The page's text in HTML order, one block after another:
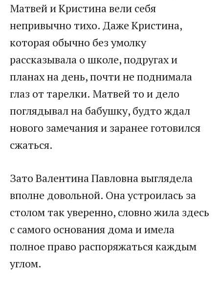
Матвей и Кристина вели себя
непривычно тихо. Даже Кристина,
которая обычно без умолку
рассказывала о школе, подругах и
планах на день, почти не поднимала
глаз от тарелки. Матвей то и дело
поглядывал на бабушку, будто ждал
нового замечания и заранее готовился
сжаться.
Зато Валентина Павловна выглядела
вполне довольной. Она устроилась за
столом так уверенно, словно жила здесь
с самого основания дома и имела
полное право распоряжаться каждым
углом.